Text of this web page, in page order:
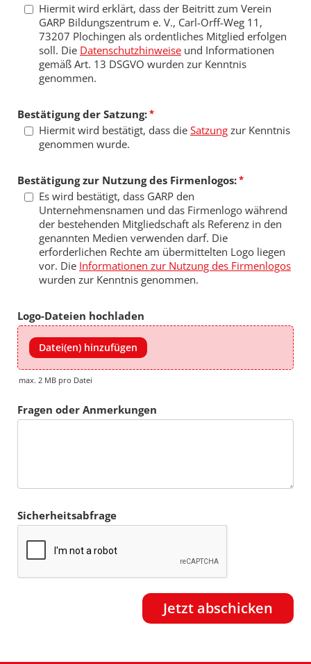
Hiermit wird erklärt, dass der Beitritt zum Verein
GARP Bildungszentrum e. V., Carl-Orff-Weg 11,
73207 Plochingen als ordentliches Mitglied erfolgen
soll. Die Datenschutzhinweise und Informationen
gemäß Art. 13 DSGVO wurden zur Kenntnis
genommen.
Bestätigung der Satzung:
Hiermit wird bestätigt, dass die Satzung zur Kenntnis
genommen wurde.
Bestätigung zur Nutzung des Firmenlogos:
Es wird bestätigt, dass GARP den
Unternehmensnamen und das Firmenlogo während
der bestehenden Mitgliedschaft als Referenz in den
genannten Medien verwenden darf. Die
erforderlichen Rechte am übermittelten Logo liegen
vor. Die Informationen zur Nutzung des Firmenlogos
wurden zur Kenntnis genommen.
Logo-Dateien hochladen
Datei(en) hinzufügen
max. 2 MB pro Datei
Fragen oder Anmerkungen
Sicherheitsabfrage